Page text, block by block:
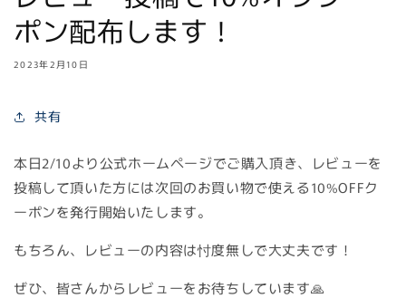
ポン配布します！
2023年2月10日
共有
本日2/10より公式ホームページでご購入頂き、レビューを
投稿して頂いた方には次回のお買い物で使える10%OFFク
ーポンを発行開始いたします。
もちろん、レビューの内容は忖度無しで大丈夫です！
ぜひ、皆さんからレビューをお待ちしています🙏